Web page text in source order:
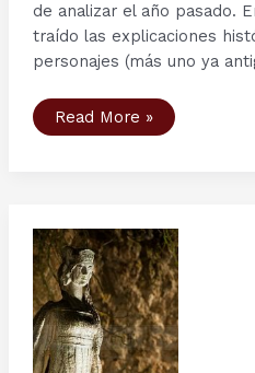
de analizar el año pasado.
traído las explicaciones
personajes (más uno ya
Personajes
serie
Sinric,
Siegfried,
Conde
Odo
Read More »